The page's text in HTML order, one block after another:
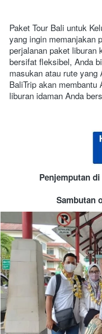
Paket Tour Bali untuk
yang ingin memanjakan
perjalanan paket liburan
bersifat fleksibel, Anda
masukan atau rute yang
BaliTrip akan membantu
liburan idaman Anda
Penjemputan
Sambutan